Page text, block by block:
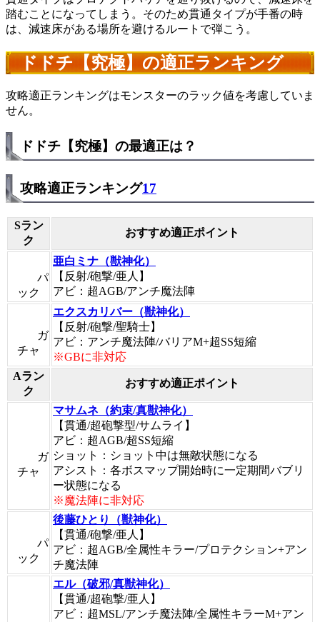
踏むことになってしまう。そのため貫通タイプが手番の時
は、減速床がある場所を避けるルートで弾こう。
ドドチ【究極】の適正ランキング
攻略適正ランキングはモンスターのラック値を考慮していま
せん。
ドドチ【究極】の最適正は？
攻略適正ランキング17
Sラン
ク
おすすめ適正ポイント
パ
ック
亜白ミナ（獣神化）
【反射/砲撃/亜人】
アビ：超AGB/アンチ魔法陣
ガ
チャ
エクスカリバー（獣神化）
【反射/砲撃/聖騎士】
アビ：アンチ魔法陣/バリアM+超SS短縮
※GBに非対応
Aラン
ク
おすすめ適正ポイント
ガ
チャ
マサムネ（約束/真獣神化）
【貫通/超砲撃型/サムライ】
アビ：超AGB/超SS短縮
ショット：ショット中は無敵状態になる
アシスト：各ボスマップ開始時に一定期間バブリ
ー状態になる
※魔法陣に非対応
パ
ック
後藤ひとり（獣神化）
【貫通/砲撃/亜人】
アビ：超AGB/全属性キラー/プロテクション+アン
チ魔法陣
エル（破邪/真獣神化）
【貫通/超砲撃/亜人】
アビ：超MSL/アンチ魔法陣/全属性キラーM+アン